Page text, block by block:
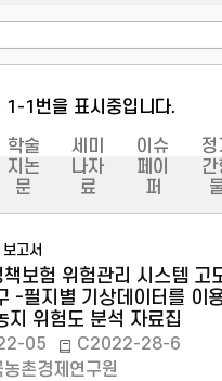
1-1번을 표시중입니다.
학술
지논
문
세미
나자
료
이슈
페이
퍼
정
간
보고서
책보험 위험관리 시스템 고
-필지별 기상데이터를 이
지 위험도 분석 자료집
05
C2022-28-6
농촌경제연구원